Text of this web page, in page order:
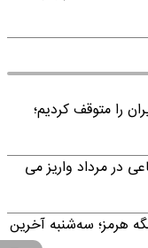
را متوقف کردیم؛
در مرداد واریز می
هرمز؛ سه‌شنبه آخرین